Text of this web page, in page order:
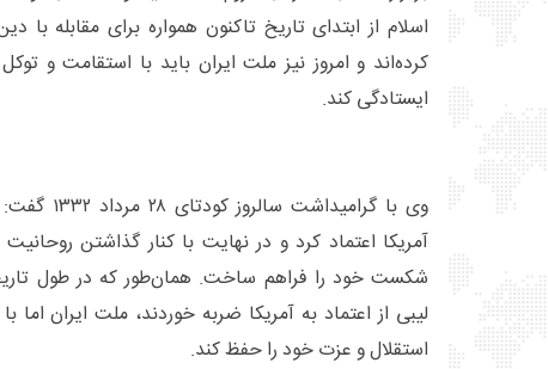
اسلام از ابتدای تاریخ تاکنون همواره برای مقابله
کرده‌اند و امروز نیز ملت ایران باید با استقامت و
ایستادگی کند.
وی با
آمریکا اعتماد کرد و در نهایت با کنار گذاشتن
شکست خود را فراهم ساخت. همان‌طور که در طول
لیبی از اعتماد به آمریکا ضربه خوردند، ملت ایران
استقلال و عزت خود را حفظ کند.